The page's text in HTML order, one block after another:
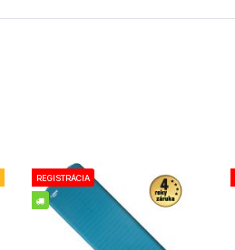
REGISTRÁCIA